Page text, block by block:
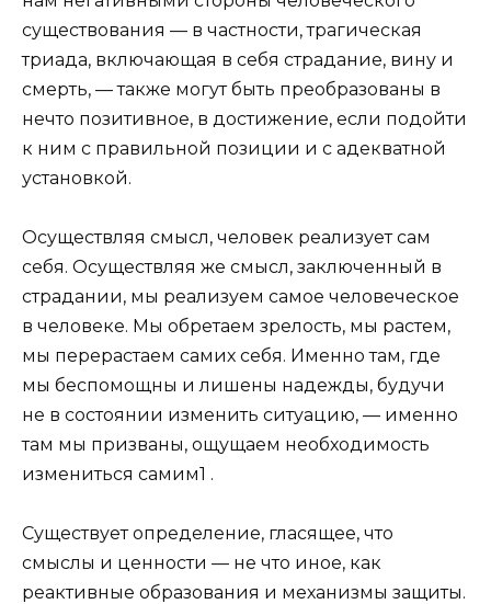
существования — в частности, трагическая
триада, включающая в себя страдание, вину и
смерть, — также могут быть преобразованы в
нечто позитивное, в достижение, если подойти
к ним с правильной позиции и с адекватной
установкой.
Осуществляя смысл, человек реализует сам
себя. Осуществляя же смысл, заключенный в
страдании, мы реализуем самое человеческое
в человеке. Мы обретаем зрелость, мы растем,
мы перерастаем самих себя. Именно там, где
мы беспомощны и лишены надежды, будучи
не в состоянии изменить ситуацию, — именно
там мы призваны, ощущаем необходимость
измениться самим1 .
Существует определение, гласящее, что
смыслы и ценности — не что иное, как
реактивные образования и механизмы защиты.